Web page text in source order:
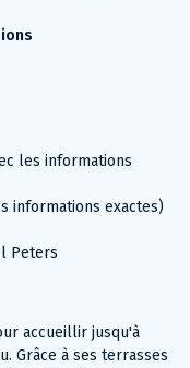
les informations
informations exactes)
Peters
accueillir jusqu'à
Grâce à ses terrasses